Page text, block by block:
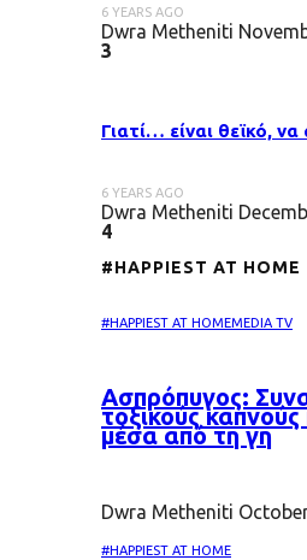
6 YEARS AGO
Dwra Metheniti
3
Γιατί… είναι θεϊκό,
6 YEARS AGO
Dwra Metheniti
4
#HAPPIEST AT HOME
#HAPPIEST AT HOMEMEDIA TV
Ασπρόπυγος:
τοξικούς
μέσα από τη γη
Dwra Metheniti
#HAPPIEST AT HOME